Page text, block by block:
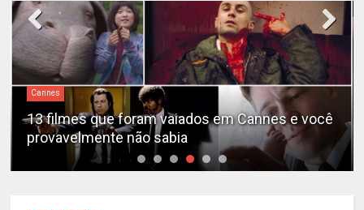
Cannes
13 filmes que foram vaiados em Cannes e você
provavelmente não sabia